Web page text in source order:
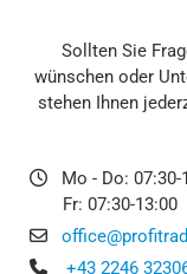
Sollten Sie
wünschen oder
stehen Ihnen
 Mo - Do: 07:30-
Fr: 07:30-13:00

 +43 2246